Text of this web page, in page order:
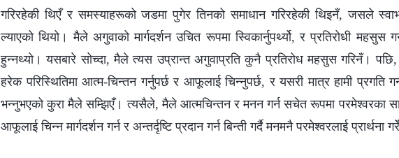
गरिरहेकी थिएँ र समस्याहरूको जडमा पुगेर तिनको समाधान गरिरहेकी थिइनँ, जसले
ल्याएको थियो। मैले अगुवाको मार्गदर्शन उचित रूपमा स्विकार्नुपर्थ्यो, र प्रतिरोधी महसुस
हुन्नथ्यो। यसबारे सोच्दा, मैले त्यस उप्रान्त अगुवाप्रति कुनै प्रतिरोध महसुस गरिनँ। पछि,
हरेक परिस्थितिमा आत्म-चिन्तन गर्नुपर्छ र आफूलाई चिन्नुपर्छ, र यसरी मात्र हामी प्रगति
भन्नुभएको कुरा मैले सम्झिएँ। त्यसैले, मैले आत्मचिन्तन र मनन गर्न सचेत रूपमा परमेश्‍वरका
आफूलाई चिन्न मार्गदर्शन गर्न र अन्तर्दृष्टि प्रदान गर्न बिन्ती गर्दै मनमनै परमेश्‍वरलाई प्रार्थना